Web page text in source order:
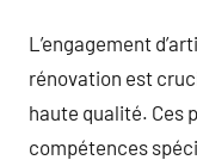
L’engagement
rénovation est
haute qualité. Ces
compétences